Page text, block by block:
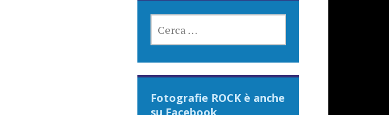
PER:
Fotografie ROCK è anche